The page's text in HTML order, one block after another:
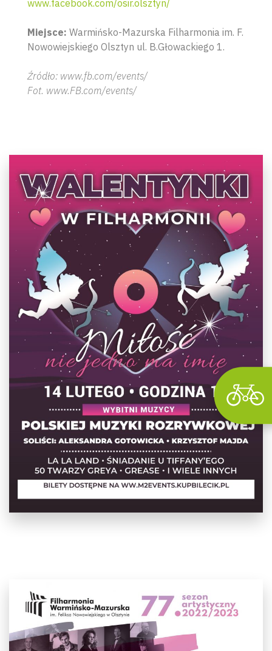
www.facebook.com/osir.olsztyn/
Miejsce: Warmińsko-Mazurska Filharmonia im. F.
Nowowiejskiego Olsztyn ul. B.Głowackiego 1.
Źródło: www.fb.com/events/
Fot. www.FB.com/events/